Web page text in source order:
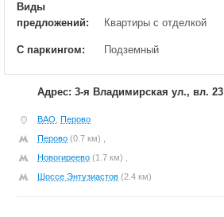
Виды
предложений:
Квартиры с отделкой
С паркингом: Подземный
Адрес: 3-я Владимирская ул., вл. 23
ВАО Перово
Перово (0.7 км) ,
Новогиреево (1.7 км) ,
Шоссе Энтузиастов (2.4 км)